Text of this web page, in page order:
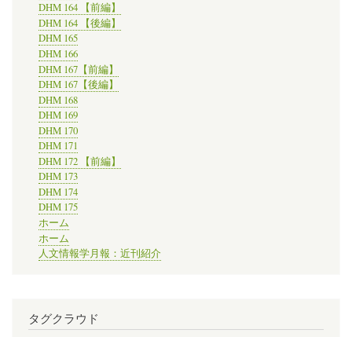
DHM 164 【前編】
DHM 164 【後編】
DHM 165
DHM 166
DHM 167【前編】
DHM 167【後編】
DHM 168
DHM 169
DHM 170
DHM 171
DHM 172 【前編】
DHM 173
DHM 174
DHM 175
ホーム
ホーム
人文情報学月報：近刊紹介
タグクラウド